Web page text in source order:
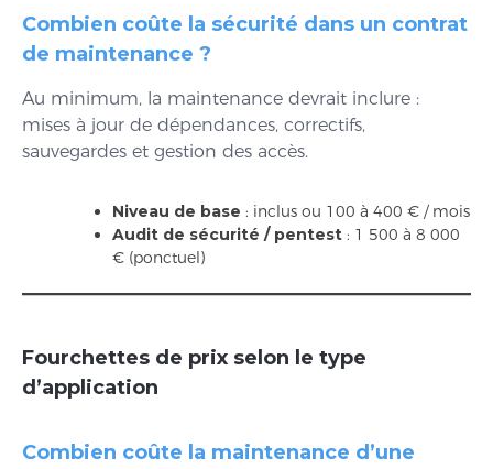
Combien coûte la sécurité dans un contrat
de maintenance ?
Au minimum, la maintenance devrait inclure :
mises à jour de dépendances, correctifs,
sauvegardes et gestion des accès.
Niveau de base : inclus ou 100 à 400 € / mois
Audit de sécurité / pentest : 1 500 à 8 000
€ (ponctuel)
Fourchettes de prix selon le type
d’application
Combien coûte la maintenance d’une